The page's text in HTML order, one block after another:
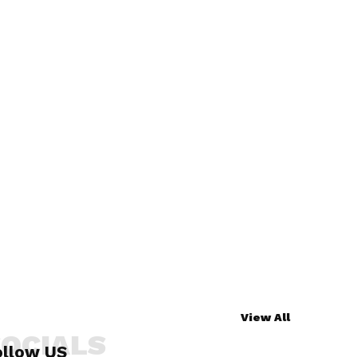
View All
US